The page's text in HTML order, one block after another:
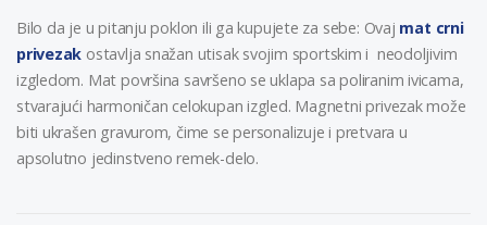
Bilo da je u pitanju poklon ili ga kupujete za sebe: Ovaj mat crni
privezak ostavlja snažan utisak svojim sportskim i neodoljivim
izgledom. Mat površina savršeno se uklapa sa poliranim ivicama,
stvarajući harmoničan celokupan izgled. Magnetni privezak može
biti ukrašen gravurom, čime se personalizuje i pretvara u
apsolutno jedinstveno remek-delo.